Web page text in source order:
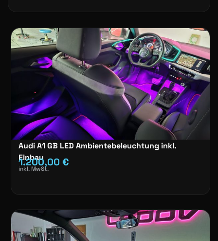
Audi A1 GB LED Ambientebeleuchtung inkl.
Einbau
1.200,00€
inkl. MwSt.